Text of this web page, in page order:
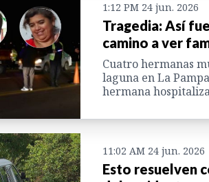
1:12 PM 24 jun. 2026
Tragedia: Así
camino a ver
Cuatro hermanas
laguna en La
hermana
11:02 AM 24 jun. 2026
Esto resuelven